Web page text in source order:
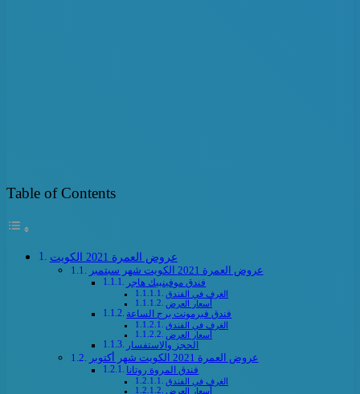
Table of Contents
عروض العمرة 2021 الكويت
عروض العمرة 2021 الكويت شهر سبتمبر
فندق موفينبيك هاجر
الغرف في الفندق
أسعار العرض
فندق فيرمونت برج الساعة
الغرف في الفندق
أسعار العرض
الحجز والاستفسار
عروض العمرة 2021 الكويت شهر أكتوبر
فندق المروة روتانا
الغرف في الفندق
أسعار العرض